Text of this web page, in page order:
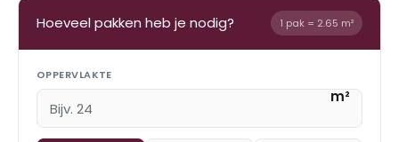
Hoeveel pakken heb je nodig? 1 pak = 2.65 m²
OPPERVLAKTE
m²